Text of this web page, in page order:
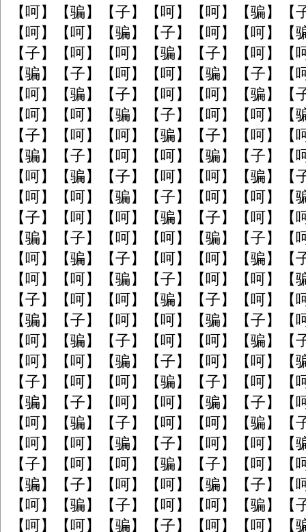
【呵】【骗】【子】【呵】【呵】【骗】
【呵】【呵】【骗】【子】【呵】【呵】
【子】【呵】【呵】【骗】【子】【呵】
【骗】【子】【呵】【呵】【骗】【子】
【呵】【骗】【子】【呵】【呵】【骗】
【呵】【呵】【骗】【子】【呵】【呵】
【子】【呵】【呵】【骗】【子】【呵】
【骗】【子】【呵】【呵】【骗】【子】
【呵】【骗】【子】【呵】【呵】【骗】
【呵】【呵】【骗】【子】【呵】【呵】
【子】【呵】【呵】【骗】【子】【呵】
【骗】【子】【呵】【呵】【骗】【子】
【呵】【骗】【子】【呵】【呵】【骗】
【呵】【呵】【骗】【子】【呵】【呵】
【子】【呵】【呵】【骗】【子】【呵】
【骗】【子】【呵】【呵】【骗】【子】
【呵】【骗】【子】【呵】【呵】【骗】
【呵】【呵】【骗】【子】【呵】【呵】
【子】【呵】【呵】【骗】【子】【呵】
【骗】【子】【呵】【呵】【骗】【子】
【呵】【骗】【子】【呵】【呵】【骗】
【呵】【呵】【骗】【子】【呵】【呵】
【子】【呵】【呵】【骗】【子】【呵】
【骗】【子】【呵】【呵】【骗】【子】
【呵】【骗】【子】【呵】【呵】【骗】
【呵】【呵】【骗】【子】【呵】【呵】